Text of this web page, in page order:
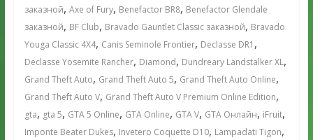
заказной, Axe of Fury, Benefactor BR8, Benefactor Glendale
заказной, BF Club, Bravado Gauntlet Classic заказной, Bravado
Youga Classic 4X4, Canis Seminole Frontier, Declasse DR1 ,
Declasse Yosemite Rancher, Diamond, Dundreary Landstalker XL,
Grand Theft Auto, Grand Theft Auto 5, Grand Theft Auto Online,
Grand Theft Auto V, Grand Theft Auto V Premium Online Edition,
gta, gta 5, GTA 5 Online, GTA Online, GTA V, GTA Онлайн, iFruit,
Imponte Beater Dukes, Invetero Coquette D10, Lampadati Tigon,